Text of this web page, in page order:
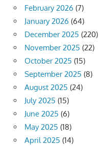
February 2026 (7)
January 2026 (64)
December 2025 (220)
November 2025 (22)
October 2025 (15)
September 2025 (8)
August 2025 (24)
July 2025 (15)
June 2025 (6)
May 2025 (18)
April 2025 (14)